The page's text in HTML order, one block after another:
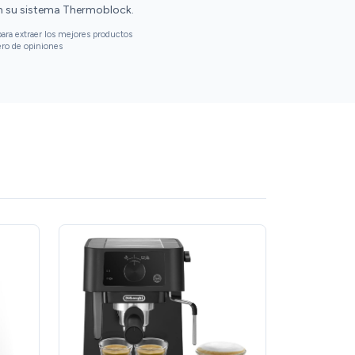
su sistema Thermoblock.
extraer los mejores productos
de opiniones